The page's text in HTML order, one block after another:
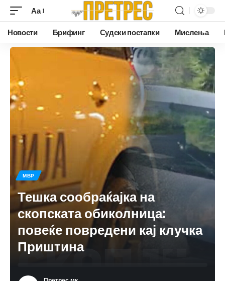
Аа
Новости Брифинг Судски постапки Мислења
МВР
Тешка сообраќајка на
скопската обиколница:
повеќе повредени кај клучка
Приштина